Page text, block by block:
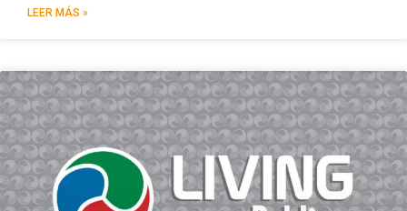
LEER MÁS »